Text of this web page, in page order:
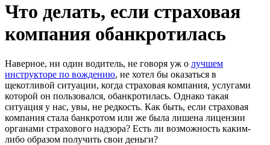
Что делать, если страховая
компания обанкротилась
Наверное, ни один водитель, не говоря уж о лучшем
инструкторе по вождению, не хотел бы оказаться в
щекотливой ситуации, когда страховая компания, услугами
которой он пользовался, обанкротилась. Однако такая
ситуация у нас, увы, не редкость. Как быть, если страховая
компания стала банкротом или же была лишена лицензии
органами страхового надзора? Есть ли возможность каким-
либо образом получить свои деньги?